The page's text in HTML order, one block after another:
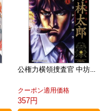
公権力横領捜査官 中坊...
クーポン適用価格
357円